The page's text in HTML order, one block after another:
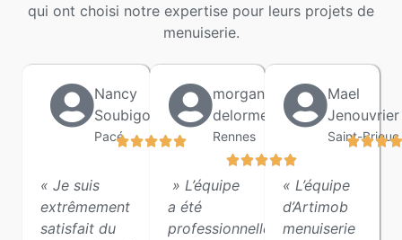
qui ont choisi notre expertise pour leurs projets de
menuiserie.
Nancy
Soubigou
Pacé
« Je suis
extrêmement
satisfait du
morgane
delorme
Rennes
» L’équipe
a été
professionnelle
Mael
Jenouvrier
Saint-Brieuc
« L’équipe
d’Artimob
menuiserie